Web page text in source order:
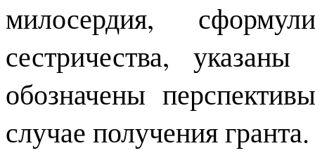
милосердия,
сестричества,
обозначены
случае получения гранта.